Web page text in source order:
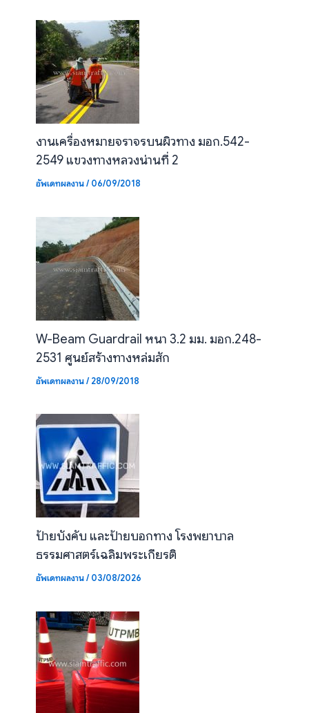
งานเครื่องหมายจราจรบนผิวทาง มอก.542-
2549 แขวงทางหลวงน่านที่ 2
อัพเดทผลงาน/06/09/2018
W-Beam Guardrail หนา 3.2 มม. มอก.248-
2531 ศูนย์สร้างทางหล่มสัก
อัพเดทผลงาน/28/09/2018
ป้ายบังคับ และป้ายบอกทาง โรงพยาบาล
ธรรมศาสตร์เฉลิมพระเกียรติ
อัพเดทผลงาน/03/08/2026